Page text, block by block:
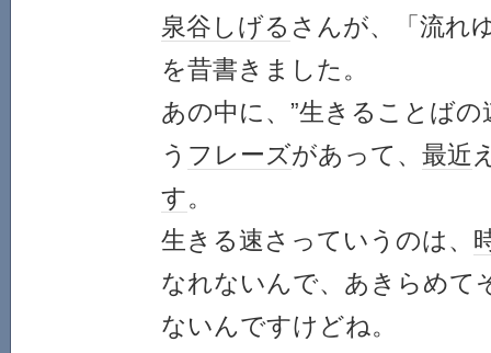
泉谷しげる さんが、「流れ
を昔書きました。
あの中に、”生きることば
う フレーズがあって、 最近
す。
生きる速さっていうのは、
なれないんで、あきらめて
ないんですけどね。